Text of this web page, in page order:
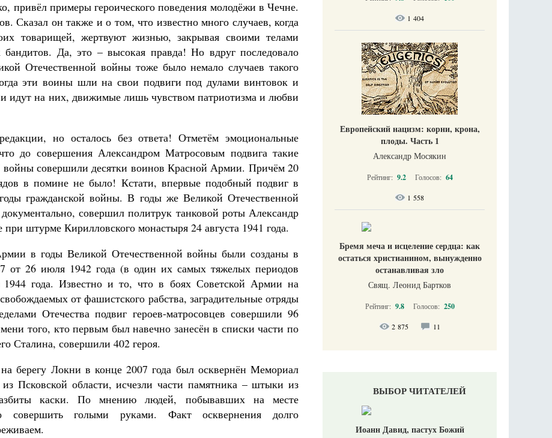
привёл примеры героического поведения молодёжи в Чечне.
Сказал он также и о том, что известно много случаев, когда
товарищей, жертвуют жизнью, закрывая своими телами
Да, это – высокая правда! Но вдруг последовало
Отечественной войны тоже было немало случаев такого
эти воины шли на свои подвиги под дулами винтовок и
идут на них, движимые лишь чувством патриотизма и любви
но осталось без ответа! Отметём эмоциональные
до совершения Александром Матросовым подвига такие
войны совершили десятки воинов Красной Армии. Причём 20
в помине не было! Кстати, впервые подобный подвиг в
гражданской войны. В годы же Великой Отечественной
совершил политрук танковой роты Александр
штурме Кирилловского монастыря 24 августа 1941 года.
в годы Великой Отечественной войны были созданы в
от 26 июля 1942 года (в один их самых тяжелых периодов
года. Известно и то, что в боях Советской Армии на
от фашистского рабства, заградительные отряды
Отечества подвиг героев-матросовцев совершили 96
того, кто первым был навечно занесён в списки части по
Сталина, совершили 402 героя.
берегу Локни в конце 2007 года был осквернён Мемориал
Псковской области, исчезли части памятника – штыки из
каски. По мнению людей, побывавших на месте
совершить голыми руками. Факт осквернения долго
1 404
Европейский нацизм: корни, крона,
плоды. Часть 1
Александр Мосякин
Рейтинг: 9.2 Голосов: 64
1 558
Бремя меча и исцеление сердца: как
остаться христианином, вынужденно
останавливая зло
Свящ. Леонид Бартков
Рейтинг: 9.8 Голосов: 250
2 875 11
ВЫБОР ЧИТАТЕЛЕЙ
Иоанн Давид, пастух Божий